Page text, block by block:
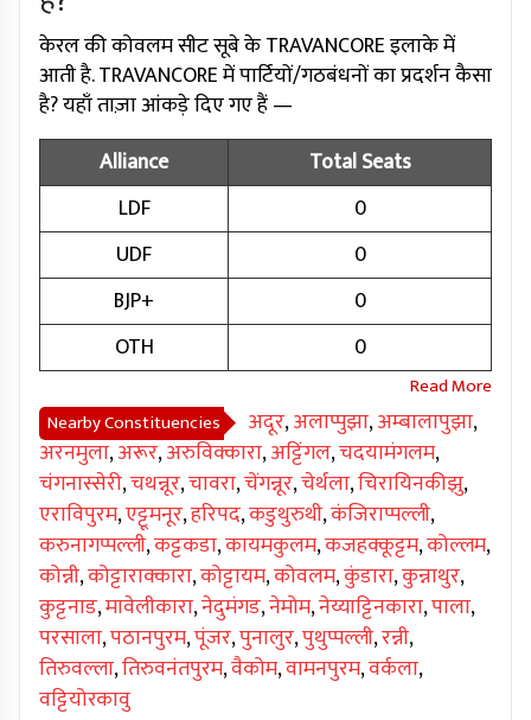
केरल की कोवलम सीट सूबे के TRAVANCORE इलाके में
आती है. TRAVANCORE में पार्टियों/गठबंधनों का प्रदर्शन कैसा
है? यहाँ ताज़ा आंकड़े दिए गए हैं —
Alliance
Total Seats
LDF
0
UDF
0
BJP+
0
OTH
0
Nearby Constituencies अदूर,अलाप्पुझा,अम्बालापुझा,
अरनमुला,अरूर,अरुविक्कारा,अट्टिंगल,चदयामंगलम,
चंगनास्सेरी,चथन्नूर,चावरा,चेंगन्नूर,चेर्थला,चिरायिनकीझु,
एराविपुरम,एट्टूमनूर,हरिपद,कडुथुरुथी,कंजिराप्पल्ली,
करुनागप्पल्ली,कट्टकडा,कायमकुलम,कजहक्कूट्टम,कोल्लम,
कोन्नी,कोट्टाराक्कारा,कोट्टायम,कोवलम,कुंडारा,कुन्नाथुर,
कुट्टनाड,मावेलीकारा,नेदुमंगड,नेमोम,नेय्याट्टिनकारा,पाला,
परसाला,पठानपुरम,पूंजर,पुनालुर,पुथुप्पल्ली,रन्नी,
तिरुवल्ला,तिरुवनंतपुरम,वैकोम,वामनपुरम,वर्कला,
वट्टियोरकावु